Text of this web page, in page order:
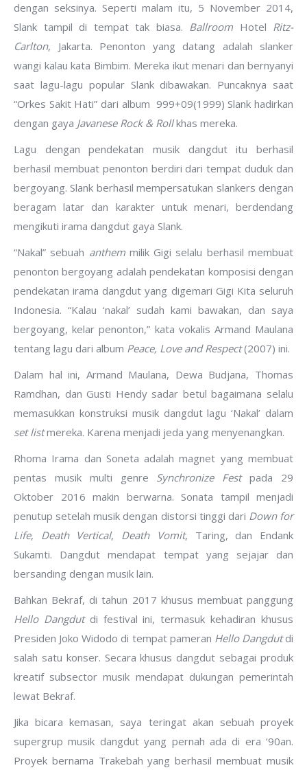
dengan seksinya. Seperti malam itu, 5 November 2014,
Slank tampil di tempat tak biasa. Ballroom Hotel Ritz-
Carlton, Jakarta. Penonton yang datang adalah slanker
wangi kalau kata Bimbim. Mereka ikut menari dan bernyanyi
saat lagu-lagu popular Slank dibawakan. Puncaknya saat
“Orkes Sakit Hati” dari album 999+09(1999) Slank hadirkan
dengan gaya Javanese Rock & Rollkhas mereka.
Lagu dengan pendekatan musik dangdut itu berhasil
berhasil membuat penonton berdiri dari tempat duduk dan
bergoyang. Slank berhasil mempersatukan slankers dengan
beragam latar dan karakter untuk menari, berdendang
mengikuti irama dangdut gaya Slank.
“Nakal” sebuah anthemmilik Gigi selalu berhasil membuat
penonton bergoyang adalah pendekatan komposisi dengan
pendekatan irama dangdut yang digemari Gigi Kita seluruh
Indonesia. “Kalau ‘nakal’ sudah kami bawakan, dan saya
bergoyang, kelar penonton,” kata vokalis Armand Maulana
tentang lagu dari album Peace, Love and Respect(2007) ini.
Dalam hal ini, Armand Maulana, Dewa Budjana, Thomas
Ramdhan, dan Gusti Hendy sadar betul bagaimana selalu
memasukkan konstruksi musik dangdut lagu ‘Nakal’ dalam
set listmereka. Karena menjadi jeda yang menyenangkan.
Rhoma Irama dan Soneta adalah magnet yang membuat
pentas musik multi genre Synchronize Festpada 29
Oktober 2016 makin berwarna. Sonata tampil menjadi
penutup setelah musik dengan distorsi tinggi dari Down for
Life, Death Vertical, Death Vomit, Taring, dan Endank
Sukamti. Dangdut mendapat tempat yang sejajar dan
bersanding dengan musik lain.
Bahkan Bekraf, di tahun 2017 khusus membuat panggung
Hello Dangdutdi festival ini, termasuk kehadiran khusus
Presiden Joko Widodo di tempat pameran Hello Dangdutdi
salah satu konser. Secara khusus dangdut sebagai produk
kreatif subsector musik mendapat dukungan pemerintah
lewat Bekraf.
Jika bicara kemasan, saya teringat akan sebuah proyek
supergrup musik dangdut yang pernah ada di era ‘90an.
Proyek bernama Trakebah yang berhasil membuat musik